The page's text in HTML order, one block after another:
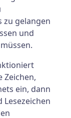
zu gelangen
und
Zeichen,
ein, dann